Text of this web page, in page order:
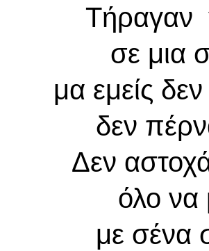
Τήραγαν
σε μια
μα εμείς
δεν
Δεν
όλο να
με σένα